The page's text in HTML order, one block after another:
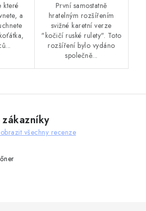
které
a
První samostatně
hratelným rozšířením
svižné karetní verze
"kočičí ruské rulety". Toto
rozšíření bylo vydáno
společně...
všechny recenze